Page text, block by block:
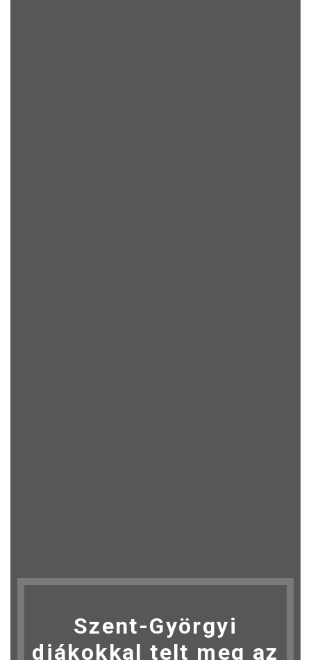
Szent-Györgyi
diákokkal telt meg az